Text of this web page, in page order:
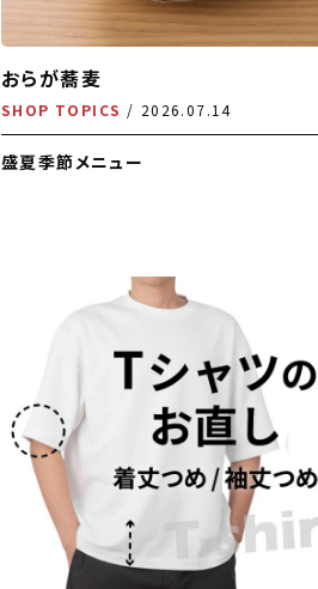
おらが蕎麦
SHOP TOPICS 2026.07.14
盛夏季節メニュー